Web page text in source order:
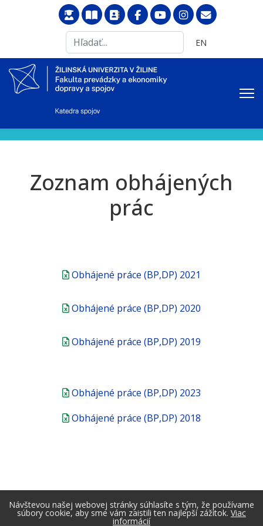
...
Vyberte váš jazyk
EN
Zoznam obhájených
prác
Obhájené práce (BP,DP) 2021
Obhájené práce (BP,DP) 2020
Obhájené práce (BP,DP) 2019
Obhájené práce (BP,DP) 2023
Obhájené práce (BP,DP) 2018
Návštevou našej webovej stránky súhlasíte s tým, že používame
súbory cookie, aby sme vám zaistili ten najlepší zážitok. Viac
informácií